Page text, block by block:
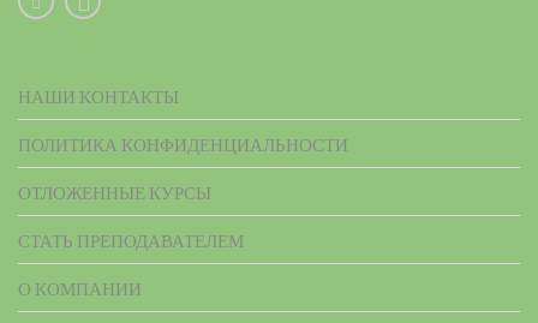
НАШИ КОНТАКТЫ
ПОЛИТИКА КОНФИДЕНЦИАЛЬНОСТИ
ОТЛОЖЕННЫЕ КУРСЫ
СТАТЬ ПРЕПОДАВАТЕЛЕМ
О КОМПАНИИ